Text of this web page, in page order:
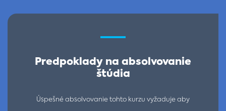
Predpoklady na absolvovanie
štúdia
Úspešné absolvovanie tohto kurzu vyžaduje aby